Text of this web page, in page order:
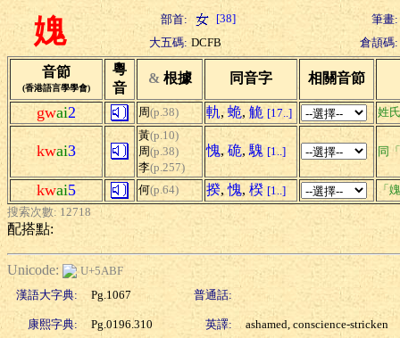
媿 部首: [38]
筆畫:
大五碼: DCFB 倉頡碼:
音節
(香港語言學學會)
粵
音
& 根據 同音字 相關音節
gwai2 周(p.38) 軌, 蛫, 觤 [17..] 姓氏
kwai3
黃(p.10)
周(p.38)
李(p.257)
愧, 硊, 騩 [1..] 同
kwai5 何(p.64) 揆,愧, 楑 [1..]
「
搜索次數: 12718
配搭點:
Unicode:
U+5ABF
漢語大字典:
Pg.1067 普通話:
康熙字典: Pg.0196.310 英譯: ashamed, conscience-stricken